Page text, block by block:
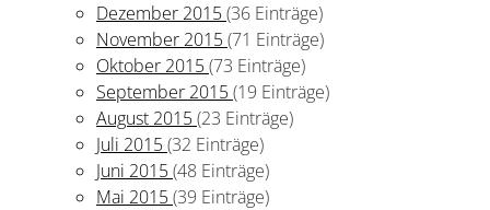
Dezember 2015(36 Einträge)
November 2015(71 Einträge)
Oktober 2015(73 Einträge)
September 2015(19 Einträge)
August 2015(23 Einträge)
Juli 2015(32 Einträge)
Juni 2015(48 Einträge)
Mai 2015(39 Einträge)